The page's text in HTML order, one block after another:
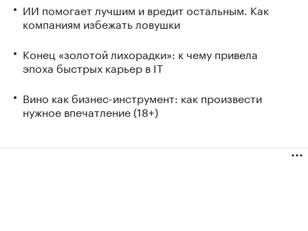
ИИ помогает лучшим и вредит остальным. Как
компаниям избежать ловушки
Конец «золотой лихорадки»: к чему привела
эпоха быстрых карьер в IT
Вино как бизнес-инструмент: как произвести
нужное впечатление (18+)